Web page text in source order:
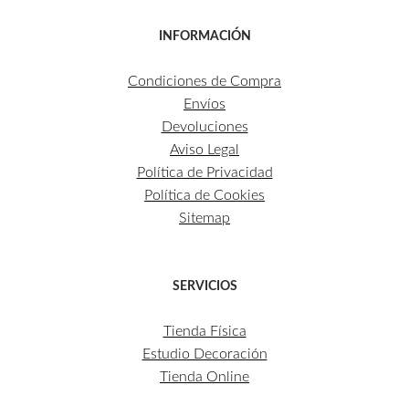
INFORMACIÓN
Condiciones de Compra
Envíos
Devoluciones
Aviso Legal
Política de Privacidad
Política de Cookies
Sitemap
SERVICIOS
Tienda Física
Estudio Decoración
Tienda Online